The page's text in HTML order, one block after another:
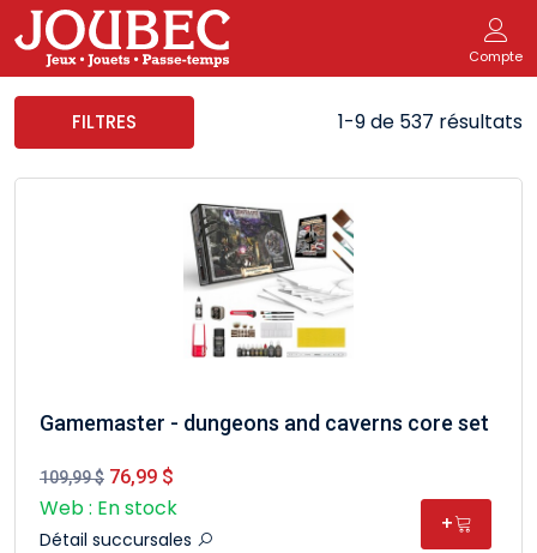
Compte
FILTRES 1-9 de 537 résultats
Gamemaster - dungeons and caverns core set
109,99 $ 76,99 $
Web : En stock
Détail succursales
+